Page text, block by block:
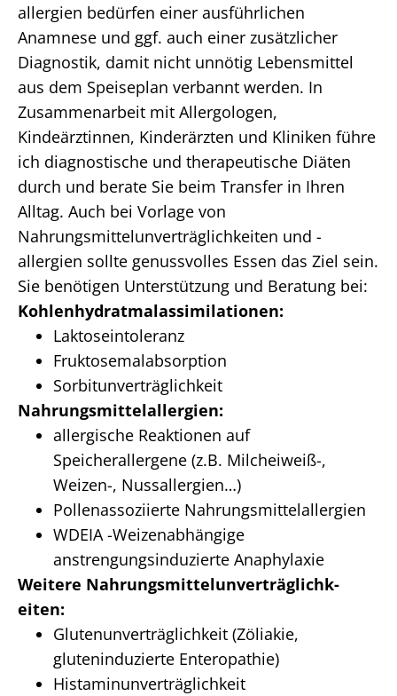
allergien bedürfen einer ausführlichen
Anamnese und ggf. auch einer zusätzlicher
Diagnostik, damit nicht unnötig Lebensmittel
aus dem Speiseplan verbannt werden. In
Zusammenarbeit mit Allergologen,
Kindeärztinnen, Kinderärzten und Kliniken führe
ich diagnostische und therapeutische Diäten
durch und berate Sie beim Transfer in Ihren
Alltag. Auch bei Vorlage von
Nahrungsmittelunverträglichkeiten und -
allergien sollte genussvolles Essen das Ziel sein.
Sie benötigen Unterstützung und Beratung bei:
Kohlenhydratmalassimilationen:
Laktoseintoleranz
Fruktosemalabsorption
Sorbitunverträglichkeit
Nahrungsmittelallergien:
allergische Reaktionen auf
Speicherallergene (z.B. Milcheiweiß-,
Weizen-, Nussallergien…)
Pollenassoziierte Nahrungsmittelallergien
WDEIA -Weizenabhängige
anstrengungsinduzierte Anaphylaxie
Weitere Nahrungs­mittel­unver­träglichk­
eiten:
Glutenunverträglichkeit (Zöliakie,
gluteninduzierte Enteropathie)
Histaminunverträglichkeit